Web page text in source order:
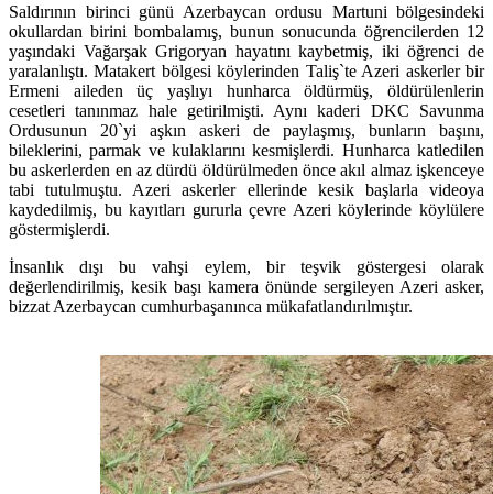
Saldırının birinci günü Azerbaycan ordusu Martuni bölgesindeki
okullardan birini bombalamış, bunun sonucunda öğrencilerden 12
yaşındaki Vağarşak Grigoryan hayatını kaybetmiş, iki öğrenci de
yaralanlıştı. Matakert bölgesi köylerinden Taliş`te Azeri askerler bir
Ermeni aileden üç yaşlıyı hunharca öldürmüş, öldürülenlerin
cesetleri tanınmaz hale getirilmişti. Aynı kaderi DKC Savunma
Ordusunun 20`yi aşkın askeri de paylaşmış, bunların başını,
bileklerini, parmak ve kulaklarını kesmişlerdi. Hunharca katledilen
bu askerlerden en az dürdü öldürülmeden önce akıl almaz işkenceye
tabi tutulmuştu. Azeri askerler ellerinde kesik başlarla videoya
kaydedilmiş, bu kayıtları gururla çevre Azeri köylerinde köylülere
göstermişlerdi.
İnsanlık dışı bu vahşi eylem, bir teşvik göstergesi olarak
değerlendirilmiş, kesik başı kamera önünde sergileyen Azeri asker,
bizzat Azerbaycan cumhurbaşanınca mükafatlandırılmıştır.